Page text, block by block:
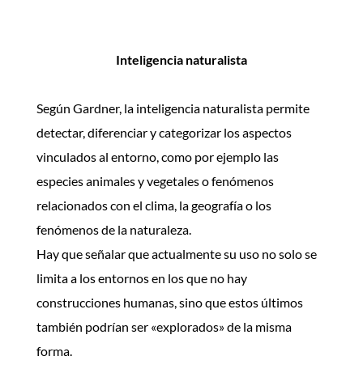
Inteligencia naturalista
Según Gardner, la inteligencia naturalista permite
detectar, diferenciar y categorizar los aspectos
vinculados al entorno, como por ejemplo las
especies animales y vegetales o fenómenos
relacionados con el clima, la geografía o los
fenómenos de la naturaleza.
Hay que señalar que actualmente su uso no solo se
limita a los entornos en los que no hay
construcciones humanas, sino que estos últimos
también podrían ser «explorados» de la misma
forma.